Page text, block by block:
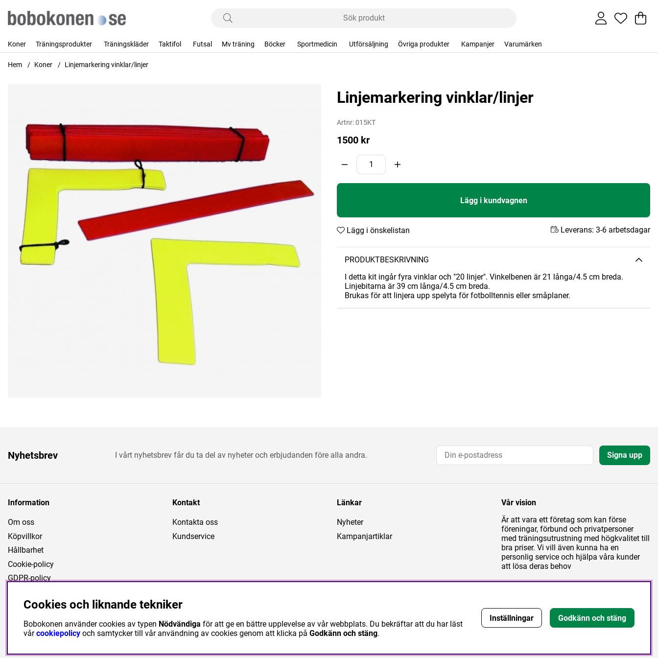
.
Koner Träningsprodukter Träningskläder Taktifol Futsal Mv träning Böcker Sportmedicin Utförsäljning Övriga produkter Kampanjer Varumärken
Hem Koner Linjemarkering vinklar/linjer
Linjemarkering vinklar/linjer
Artnr:015KT
1500 kr
Lägg i kundvagnen
Lägg i önskelistan Leverans: 3-6 arbetsdagar
PRODUKTBESKRIVNING
I detta kit ingår fyra vinklar och "20 linjer". Vinkelbenen är 21 långa/4.5 cm breda.
Linjebitarna är 39 cm långa/4.5 cm breda.
Brukas för att linjera upp spelyta för fotbolltennis eller småplaner.
Nyhetsbrev I vårt nyhetsbrev får du ta del av nyheter och erbjudanden före alla andra. Signa upp
Information
Om oss
Köpvillkor
Hållbarhet
Cookie-policy
GDPR-policy
Kontakt
Kontakta oss
Kundservice
Länkar
Nyheter
Kampanjartiklar
Vår vision
Är att vara ett företag som kan förse
föreningar, förbund och privatpersoner
med träningsutrustning med högkvalitet till
bra priser. Vi vill även kunna ha en
personlig service och hjälpa våra kunder
att lösa deras behov
Cookies och liknande tekniker
Bobokonen använder cookies av typen Nödvändiga för att ge en bättre upplevelse av vår webbplats. Du bekräftar att du har läst
vårcookiepolicy och samtycker till vår användning av cookies genom att klicka på Godkänn och stäng.
Inställningar Godkänn och stäng